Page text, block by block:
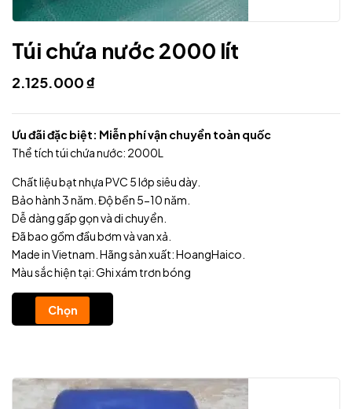
Túi chứa nước 2000 lít
2.125.000₫
Ưu đãi đặc biệt: Miễn phí vận chuyển toàn quốc
Thể tích túi chứa nước: 2000L
Chất liệu bạt nhựa PVC 5 lớp siêu dày.
Bảo hành 3 năm. Độ bền 5-10 năm.
Dễ dàng gấp gọn và di chuyển.
Đã bao gồm đầu bơm và van xả.
Made in Vietnam. Hãng sản xuất: HoangHaico.
Màu sắc hiện tại: Ghi xám trơn bóng
Chọn